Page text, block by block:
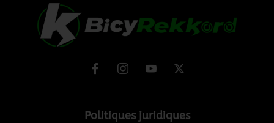
Politiques juridiques